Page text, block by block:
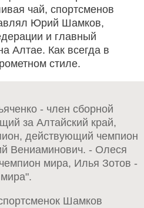
чай, спортсменов
Юрий Шамков,
и главный
Алтае. Как всегда в
стиле.
- член сборной
за Алтайский край,
действующий чемпион
Вениаминович. - Олеся
мира, Илья Зотов -
Шамков